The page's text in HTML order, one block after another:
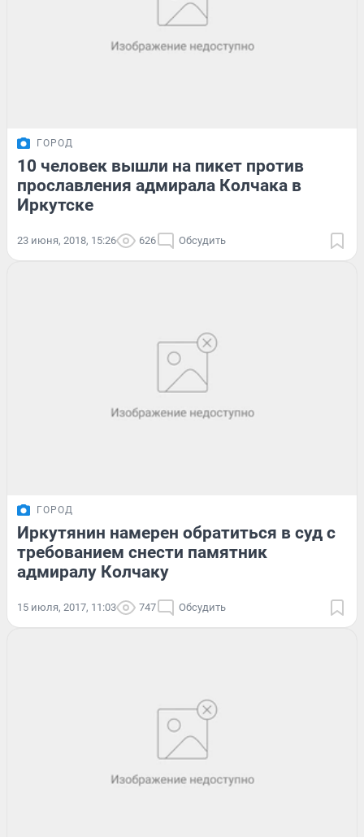
ГОРОД
10 человек вышли на пикет против
прославления адмирала Колчака в
Иркутске
23 июня, 2018, 15:26 626 Обсудить
ГОРОД
Иркутянин намерен обратиться в суд с
требованием снести памятник
адмиралу Колчаку
15 июля, 2017, 11:03 747 Обсудить